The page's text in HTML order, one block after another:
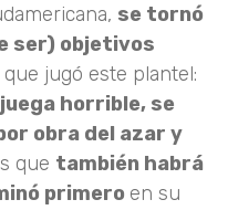
se tornó
ser) objetivos
jugó este plantel:
horrible, se
obra del azar y
que también habrá
primero en su